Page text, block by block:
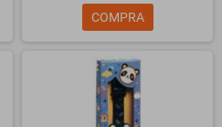
COMPRA